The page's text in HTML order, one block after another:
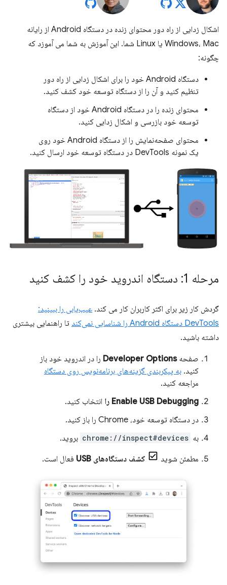
اشکال زدایی از راه دور محتوای زنده در دستگاه Android از رایانه
Windows، Mac یا Linux شما. این آموزش به شما می آموزد که
چگونه:
دستگاه Android خود را برای اشکال زدایی از راه دور
تنظیم کنید و آن را از دستگاه توسعه خود کشف کنید.
محتوای زنده را در دستگاه Android خود از دستگاه
توسعه خود بازرسی و اشکال زدایی کنید.
محتوای صفحه‌نمایش را از دستگاه Android خود روی
یک نمونه DevTools در دستگاه توسعه خود ارسال کنید.
مرحله 1: دستگاه اندروید خود را کشف کنید
گردش کار زیر برای اکثر کاربران کار می کند. عیب‌یابی را ببینید:
DevTools دستگاه Android را شناسایی نمی‌کند
تا راهنمایی بیشتری
داشته باشید.
صفحهDeveloper Options را در اندروید خود باز
کنید. به پیکربندی گزینه‌های برنامه‌نویس روی دستگاه
مراجعه کنید.
Enable USB Debugging را
انتخاب کنید.
در دستگاه توسعه خود، Chrome را باز کنید.
به chrome://inspect#devices بروید.
مطمئن شوید کشف دستگاه‌های USB فعال است.